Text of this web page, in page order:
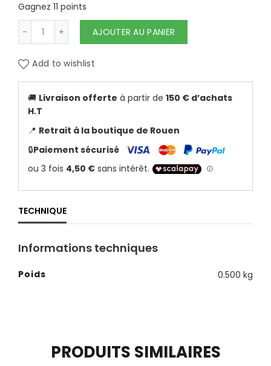
Gagnez 11 points
quantité de DISTRIBUTEUR DE BAVOIRS
AJOUTER AU PANIER
Add to wishlist
🚚 Livraison offerte à partir de 150 € d’achats
H.T
📍 Retrait à la boutique de Rouen
🔒Paiement sécurisé
TECHNIQUE
Informations techniques
Poids 0.500 kg
PRODUITS SIMILAIRES